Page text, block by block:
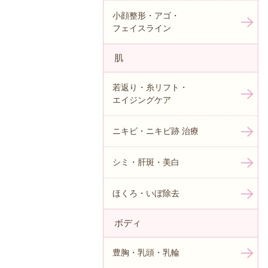
小顔整形・アゴ・
フェイスライン
肌
若返り・糸リフト・
エイジングケア
ニキビ・ニキビ跡 治療
シミ・肝斑・美白
ほくろ・いぼ除去
ボディ
豊胸・乳頭・乳輪